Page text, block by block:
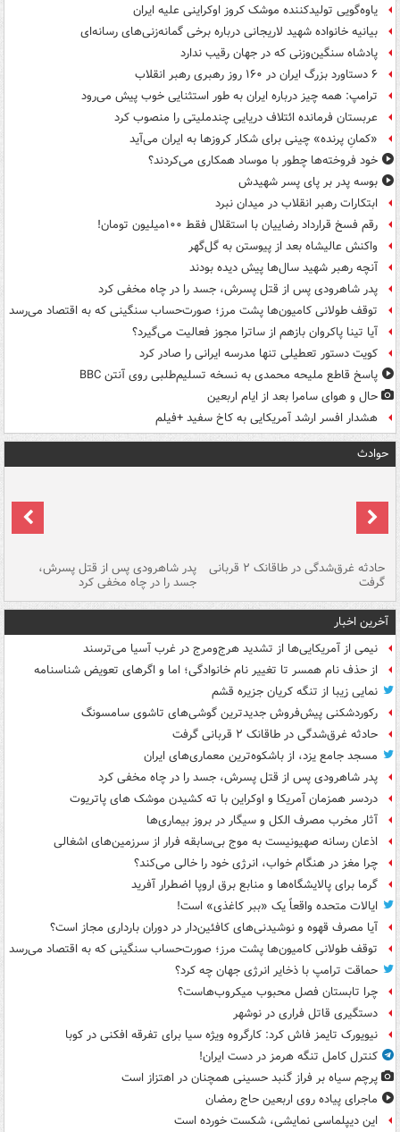
یاوه‌گویی تولیدکننده موشک کروز اوکراینی علیه ایران
بیانیه خانواده شهید لاریجانی درباره برخی گمانه‌زنی‌های رسانه‌ای
پادشاه سنگین‌وزنی که در جهان رقیب ندارد
۶ دستاورد بزرگ ایران در ۱۶۰ روز رهبری رهبر انقلاب
ترامپ: همه چیز درباره ایران به طور استثنایی خوب پیش می‌رود
عربستان فرمانده ائتلاف دریایی چندملیتی را منصوب کرد
«کمانِ پرنده» چینی برای شکار کروزها به ایران می‌آید
خود فروخته‌ها چطور با موساد همکاری می‌کردند؟
بوسه‌ پدر بر پای پسر شهیدش
ابتکارات رهبر انقلاب در میدان نبرد
رقم فسخ قرارداد رضاییان با استقلال فقط ۱۰۰میلیون تومان!
واکنش عالیشاه بعد از پیوستن به گل‌گهر
آنچه رهبر شهید سال‌ها پیش دیده بودند
پدر شاهرودی پس از قتل پسرش، جسد را در چاه مخفی کرد
توقف طولانی کامیون‌ها پشت مرز؛ صورت‌حساب سنگینی که به اقتصاد می‌رسد
آیا تینا پاکروان بازهم از ساترا مجوز فعالیت می‌گیرد؟
کویت دستور تعطیلی تنها مدرسه ایرانی را صادر کرد
پاسخ قاطع ملیحه محمدی به نسخه تسلیم‌طلبی روی آنتن BBC
حال و هوای سامرا بعد از ایام اربعین
هشدار افسر ارشد آمریکایی به کاخ سفید +فیلم
حوادث
حادثه غرق‌شدگی در طاقانک ۲ قربانی
گرفت
پدر شاهرودی پس از قتل پسرش،
جسد را در چاه مخفی کرد
آخرین اخبار
نیمی از آمریکایی‌ها از تشدید هرج‌ومرج در غرب آسیا می‌ترسند
از حذف نام همسر تا تغییر نام خانوادگی؛ اما و اگرهای تعویض شناسنامه
نمایی زیبا از تنگه کریان جزیره قشم
رکوردشکنی پیش‌فروش جدیدترین گوشی‌های تاشوی سامسونگ
حادثه غرق‌شدگی در طاقانک ۲ قربانی گرفت
مسجد جامع یزد، از باشکوه‌ترین معماری‌های ایران
پدر شاهرودی پس از قتل پسرش، جسد را در چاه مخفی کرد
دردسر همزمان آمریکا و اوکراین با ته کشیدن موشک های پاتریوت
آثار مخرب مصرف الکل و سیگار در بروز بیماری‌ها
اذعان رسانه صهیونیست به موج بی‌سابقه فرار از سرزمین‌های اشغالی
چرا مغز در هنگام خواب، انرژی خود را خالی می‌کند؟
گرما برای پالایشگاه‌ها و منابع برق اروپا اضطرار آفرید
ایالات متحده واقعاً یک «ببر کاغذی» است!
آیا مصرف قهوه و نوشیدنی‌های کافئین‌دار در دوران بارداری مجاز است؟
توقف طولانی کامیون‌ها پشت مرز؛ صورت‌حساب سنگینی که به اقتصاد می‌رسد
حماقت ترامپ با ذخایر انرژی جهان چه کرد؟
چرا تابستان فصل محبوب میکروب‌هاست؟
دستگیری قاتل فراری در نوشهر
نیویورک تایمز فاش کرد: کارگروه ویژه سیا برای تفرقه افکنی در کوبا
کنترل کامل تنگه هرمز در دست ایران!
پرچم سیاه بر فراز گنبد حسینی همچنان در اهتزاز است
ماجرای پیاده روی اربعین حاج رمضان
این دیپلماسی نمایشی، شکست خورده است